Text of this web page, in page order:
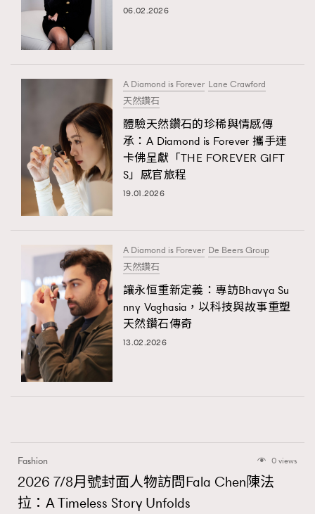
06.02.2026
A Diamond is Forever Lane Crawford
天然鑽石
體驗天然鑽石的珍稀與情感傳
承：A Diamond is Forever 攜手連
卡佛呈獻「THE FOREVER GIFT
S」感官旅程
19.01.2026
A Diamond is Forever De Beers Group
天然鑽石
讓永恒重新定義：專訪Bhavya Su
nny Vaghasia，以科技與故事重塑
天然鑽石傳奇
13.02.2026
Fashion 0 views
2026 7/8月號封面人物訪問Fala Chen陳法
拉：A Timeless Story Unfolds